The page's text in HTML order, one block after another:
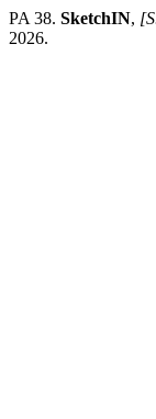
PA 38. SketchIN,
2026.